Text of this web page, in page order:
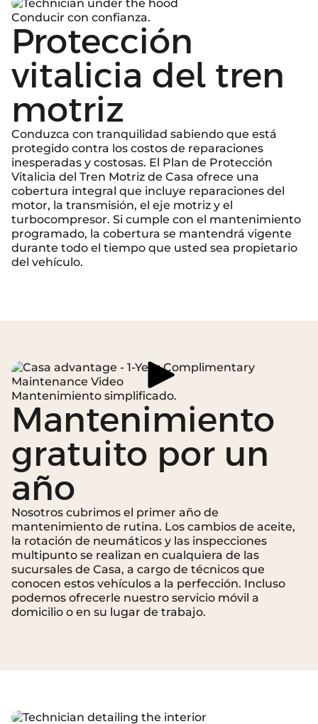
Conducir con confianza.
Protección
vitalicia del tren
motriz
Conduzca con tranquilidad sabiendo que está
protegido contra los costos de reparaciones
inesperadas y costosas. El Plan de Protección
Vitalicia del Tren Motriz de Casa ofrece una
cobertura integral que incluye reparaciones del
motor, la transmisión, el eje motriz y el
turbocompresor. Si cumple con el mantenimiento
programado, la cobertura se mantendrá vigente
durante todo el tiempo que usted sea propietario
del vehículo.
Mantenimiento simplificado.
Mantenimiento
gratuito por un
año
Nosotros cubrimos el primer año de
mantenimiento de rutina. Los cambios de aceite,
la rotación de neumáticos y las inspecciones
multipunto se realizan en cualquiera de las
sucursales de Casa, a cargo de técnicos que
conocen estos vehículos a la perfección. Incluso
podemos ofrecerle nuestro servicio móvil a
domicilio o en su lugar de trabajo.